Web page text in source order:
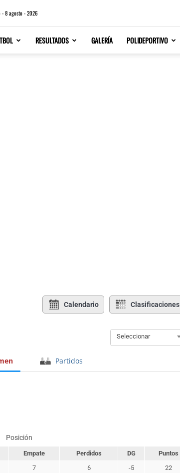
- 8 agosto - 2026
RESULTADOS GALERÍA POLIDEPORTIVO
Calendario Clasificaciones
Seleccionar
Partidos
Posición
Empate Perdidos DG
Puntos
7
6 -5 22